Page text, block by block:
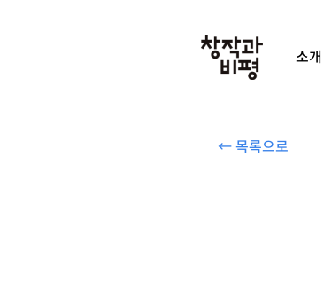
소개
← 목록으로